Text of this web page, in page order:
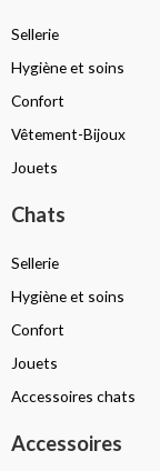
Sellerie
Hygiène et soins
Confort
Vêtement-Bijoux
Jouets
Chats
Sellerie
Hygiène et soins
Confort
Jouets
Accessoires chats
Accessoires